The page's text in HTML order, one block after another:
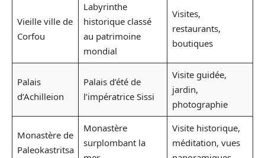
Vieille ville de
Corfou
Labyrinthe
historique classé
au patrimoine
mondial
Visites,
restaurants,
boutiques
Palais
d’Achilleion
Palais d’été de
l’impératrice Sissi
Visite guidée,
jardin,
photographie
Monastère de
Paleokastritsa
Monastère
surplombant la
Visite historique,
méditation, vues